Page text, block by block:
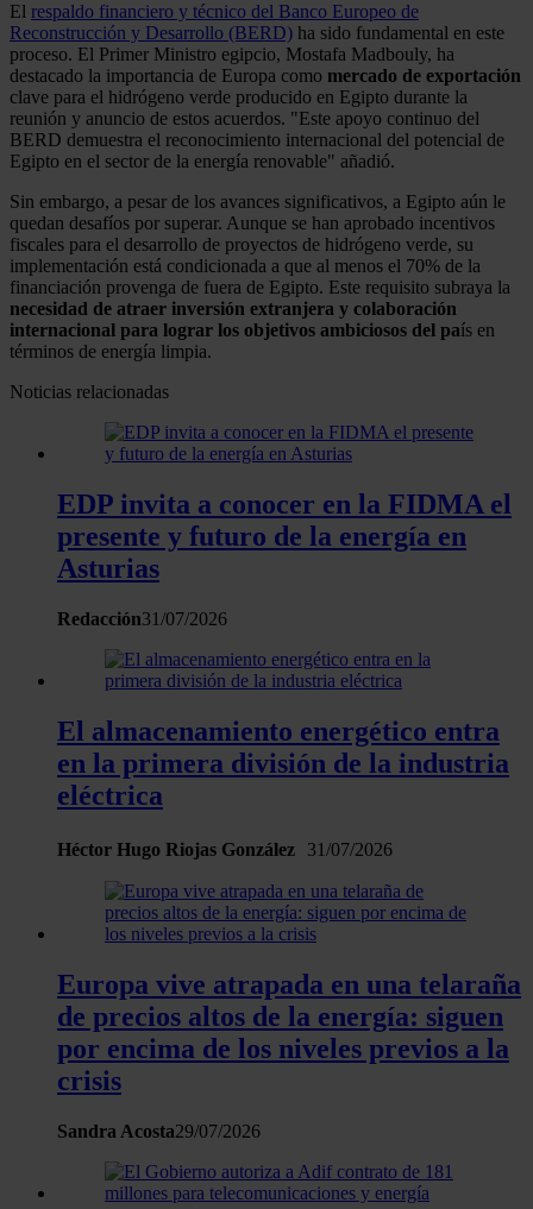
El respaldo financiero y técnico del Banco Europeo de
Reconstrucción y Desarrollo (BERD) ha sido fundamental en este
proceso. El Primer Ministro egipcio, Mostafa Madbouly, ha
destacado la importancia de Europa como mercado de exportación
clave para el hidrógeno verde producido en Egipto durante la
reunión y anuncio de estos acuerdos. "Este apoyo continuo del
BERD demuestra el reconocimiento internacional del potencial de
Egipto en el sector de la energía renovable" añadió.
Sin embargo, a pesar de los avances significativos, a Egipto aún le
quedan desafíos por superar. Aunque se han aprobado incentivos
fiscales para el desarrollo de proyectos de hidrógeno verde, su
implementación está condicionada a que al menos el 70% de la
financiación provenga de fuera de Egipto. Este requisito subraya la
necesidad de atraer inversión extranjera y colaboración
internacional para lograr los objetivos ambiciosos del país en
términos de energía limpia.
Noticias relacionadas
EDP invita a conocer en la FIDMA el
presente y futuro de la energía en
Asturias
Redacción31/07/2026
El almacenamiento energético entra
en la primera división de la industria
eléctrica
Héctor Hugo Riojas González 31/07/2026
Europa vive atrapada en una telaraña
de precios altos de la energía: siguen
por encima de los niveles previos a la
crisis
Sandra Acosta29/07/2026